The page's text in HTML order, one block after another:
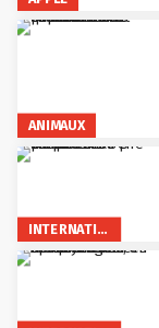
ANIMAUX
INTERNATIONAL